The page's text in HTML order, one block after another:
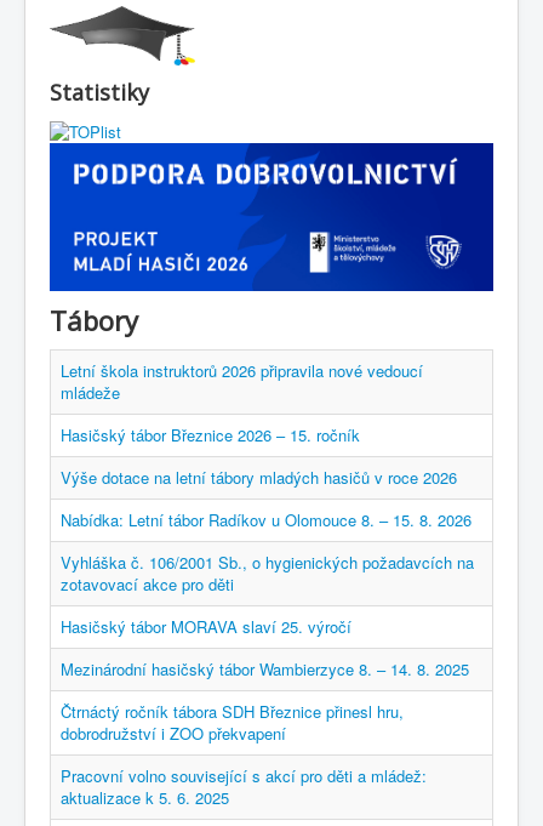
Statistiky
Tábory
Letní škola instruktorů 2026 připravila nové vedoucí
mládeže
Hasičský tábor Březnice 2026 – 15. ročník
Výše dotace na letní tábory mladých hasičů v roce 2026
Nabídka: Letní tábor Radíkov u Olomouce 8. – 15. 8. 2026
Vyhláška č. 106/2001 Sb., o hygienických požadavcích na
zotavovací akce pro děti
Hasičský tábor MORAVA slaví 25. výročí
Mezinárodní hasičský tábor Wambierzyce 8. – 14. 8. 2025
Čtrnáctý ročník tábora SDH Březnice přinesl hru,
dobrodružství i ZOO překvapení
Pracovní volno související s akcí pro děti a mládež:
aktualizace k 5. 6. 2025